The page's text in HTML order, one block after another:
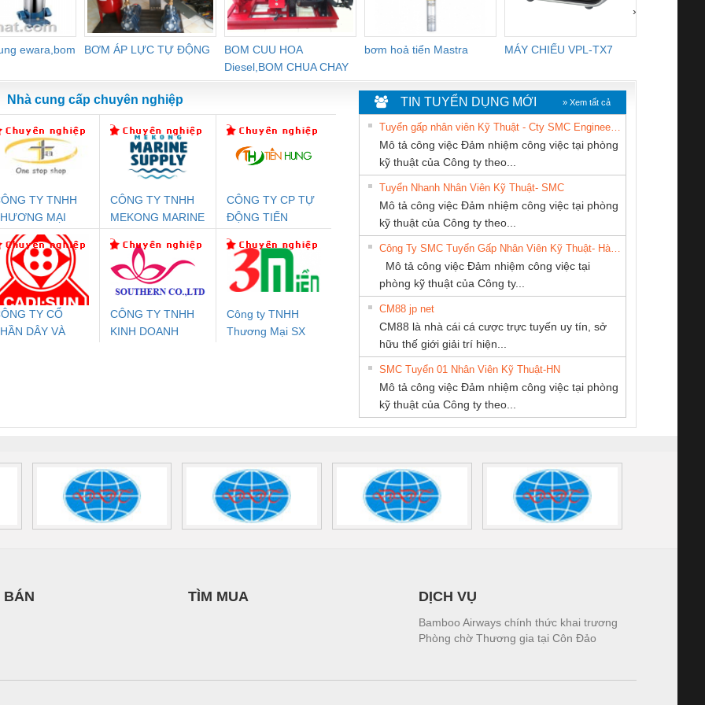
ewara,bom
BƠM ÁP LỰC TỰ ĐỘNG
BOM CUU HOA
Diesel,BOM CHUA CHAY
bơm hoả tiển Mastra MÁY CHIẾU VPL-TX7
›
An Toàn
Contact
PC20-1NO-
24DC-SP -
Rơ Le An Toàn
Phoenix Contact
PSR-SCP-
24UC/ESL4/3X1/1X2/B
- 2981059
Điện AC
Mô-đun Ắc Quy UPS
Bộ Lặp Tín Hiệu
PROFIBUS Phoenix
Contact PSI-REP-
PROFIBUS/12MB -
2708863
Rơ Le An Toàn
Phoenix Contact
2986960 – PSR-
SCP-
24DC/FSP/2X1/1X2
Rơ Le An Toàn
Bộ giám sát chuỗi
tấm pin
TRANSCLINIC 16I+
1K5 H (2502520000)
Bộ giám sát chuỗi
tấm pin
TRANSCLINIC 16I+
1K5 L (2433950000)
Bộ giám sát dòng
TRANSCLINIC 16I+
(2008130000)
điện TRANSCLINIC
BKE 1K5.4
(7791400879)2. Giá
Nẹp nhôm chống
trơn Đà Nẵng
Nhà cung cấp chuyên nghiệp
TY TNHH
MẠI
THIÊN ÂN VIỆT
CÔNG TY TNHH
MEKONG MARINE
CÔNG TY CP TỰ
ĐỘNG TIẾN
TY CỔ
DÂY VÀ
CÔNG TY TNHH
KINH DOANH
Công ty TNHH
Thương Mại SX
CONG TY TNHH
TM-DV DAI DONG
THANH
CÔNG TY TNHH
KỸ THUẬT KTECH
VIỆT NAM
CÔNG TY TNHH
DỊCH VỤ KỸ
THUẬT ĐIỆN CƠ
GIA HƯNG PHÁT
Cty TNHH TM QC
Ba Miền
company LTD
Thiết Bị Điện Nam
TIN TUYỂN DỤNG MỚI » Xem tất cả
Mô tả công việc Đảm nhiệm công việc tại phòng
kỹ thuật của Công ty theo...
Tuyển Nhanh Nhân Viên Kỹ Thuật- SMC
Mô tả công việc Đảm nhiệm công việc tại phòng
kỹ thuật của Công ty theo...
Mô tả công việc Đảm nhiệm công việc tại
phòng kỹ thuật của Công ty...
CM88 jp net
CM88 là nhà cái cá cược trực tuyến uy tín, sở
hữu thế giới giải trí hiện...
SMC Tuyển 01 Nhân Viên Kỹ Thuật-HN
Mô tả công việc Đảm nhiệm công việc tại phòng
kỹ thuật của Công ty theo...
BÁN TÌM MUA DỊCH VỤ
Bamboo Airways chính thức khai trương
Phòng chờ Thương gia tại Côn Đảo